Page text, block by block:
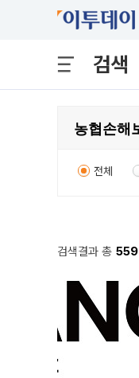
검색
전체
검색결과 총 559